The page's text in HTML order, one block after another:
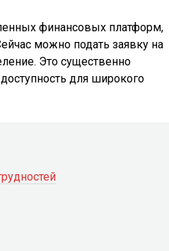
финансовых платформ,
можно подать заявку на
Это существенно
для широкого